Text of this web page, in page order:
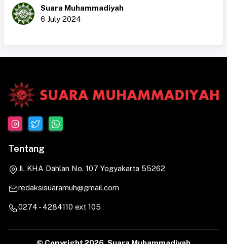
Suara Muhammadiyah
6 July 2024
Tentang
Jl. KHA Dahlan No. 107 Yogyakarta 55262
redaksisuaramuh@gmail.com
0274 - 4284110 ext 105